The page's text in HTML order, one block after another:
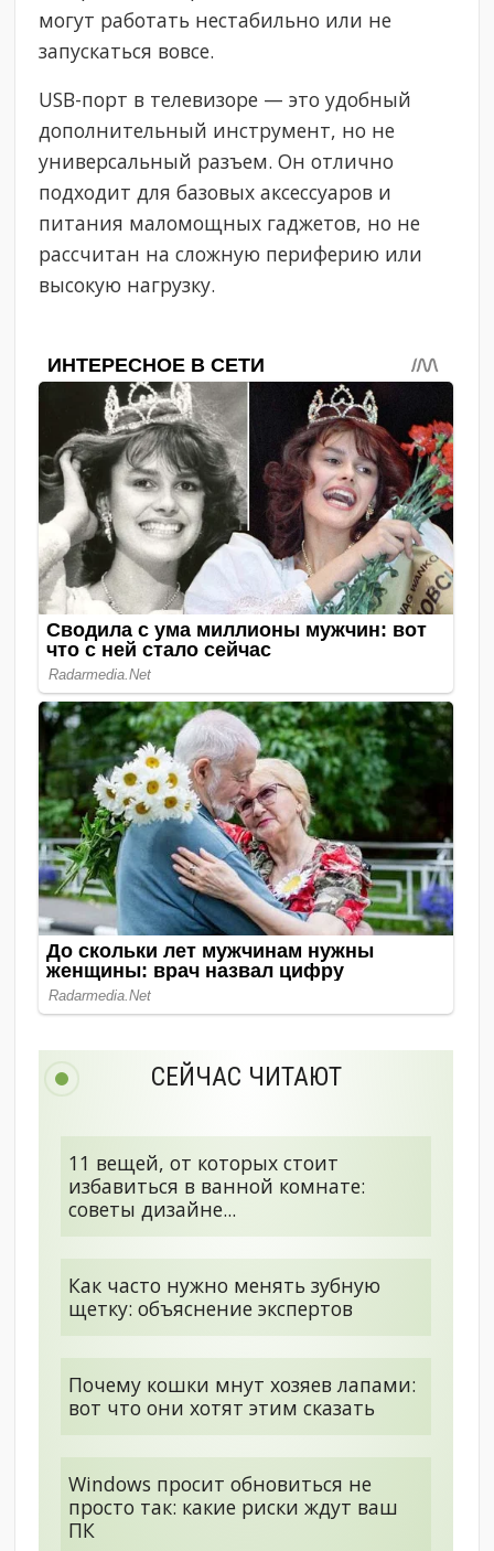
могут работать нестабильно или не
запускаться вовсе.
USB-порт в телевизоре — это удобный
дополнительный инструмент, но не
универсальный разъем. Он отлично
подходит для базовых аксессуаров и
питания маломощных гаджетов, но не
рассчитан на сложную периферию или
высокую нагрузку.
СЕЙЧАС ЧИТАЮТ
11 вещей, от которых стоит
избавиться в ванной комнате:
советы дизайне...
Как часто нужно менять зубную
щетку: объяснение экспертов
Почему кошки мнут хозяев лапами:
вот что они хотят этим сказать
Windows просит обновиться не
просто так: какие риски ждут ваш
ПК